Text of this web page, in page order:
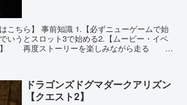
こちら】 事前知識 1.【必ずニューゲームで始
うとスロット3で始める2.【ムービー・イベ
】 再度ストーリーを楽しみながら走る 会
ドラゴンズドグマダークアリズン
【クエスト2】